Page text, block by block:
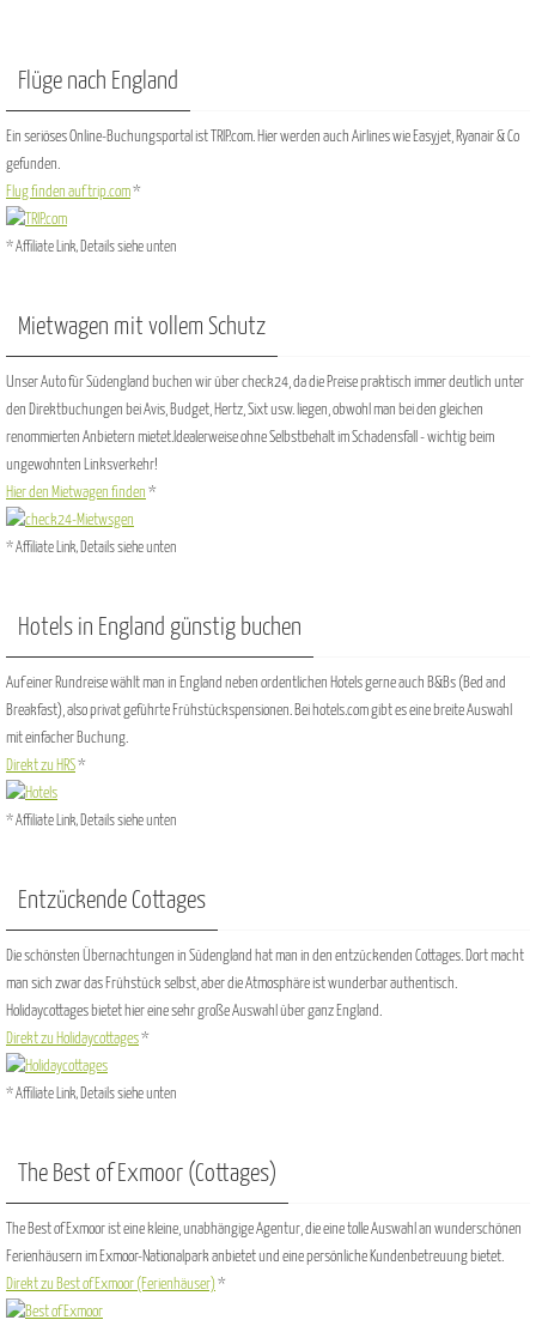
Flüge nach England
Ein seriöses Online-Buchungsportal ist TRIP.com. Hier werden auch Airlines wie Easyjet, Ryanair & Co
gefunden.
Flug finden auf trip.com*
* Affiliate Link, Details siehe unten
Mietwagen mit vollem Schutz
Unser Auto für Südengland buchen wir über check24, da die Preise praktisch immer deutlich unter
den Direktbuchungen bei Avis, Budget, Hertz, Sixt usw. liegen, obwohl man bei den gleichen
renommierten Anbietern mietet.Idealerweise ohne Selbstbehalt im Schadensfall - wichtig beim
ungewohnten Linksverkehr!
Hier den Mietwagen finden *
* Affiliate Link, Details siehe unten
Hotels in England günstig buchen
Auf einer Rundreise wählt man in England neben ordentlichen Hotels gerne auch B&Bs (Bed and
Breakfast), also privat geführte Frühstückspensionen. Bei hotels.com gibt es eine breite Auswahl
mit einfacher Buchung.
Direkt zu HRS*
* Affiliate Link, Details siehe unten
Entzückende Cottages
Die schönsten Übernachtungen in Südengland hat man in den entzückenden Cottages. Dort macht
man sich zwar das Frühstück selbst, aber die Atmosphäre ist wunderbar authentisch.
Holidaycottages bietet hier eine sehr große Auswahl über ganz England.
Direkt zu Holidaycottages*
* Affiliate Link, Details siehe unten
The Best of Exmoor (Cottages)
The Best of Exmoor ist eine kleine, unabhängige Agentur, die eine tolle Auswahl an wunderschönen
Ferienhäusern im Exmoor-Nationalpark anbietet und eine persönliche Kundenbetreuung bietet.
Direkt zu Best of Exmoor (Ferienhäuser)*